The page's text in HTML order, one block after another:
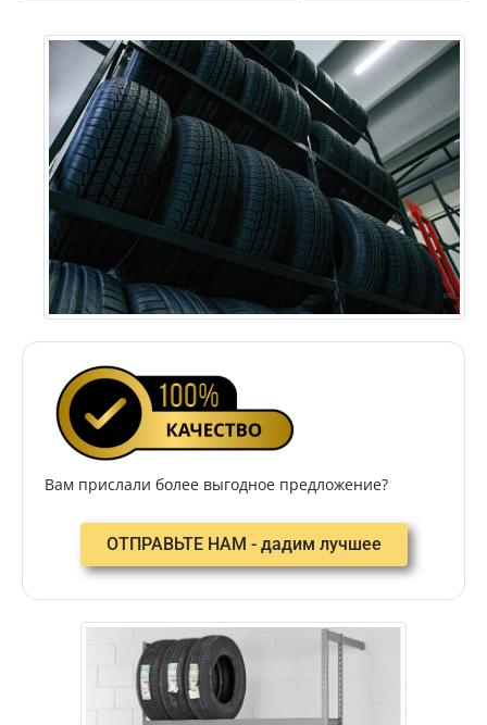
Вам прислали более выгодное предложение?
ОТПРАВЬТЕ НАМ - дадим лучшее